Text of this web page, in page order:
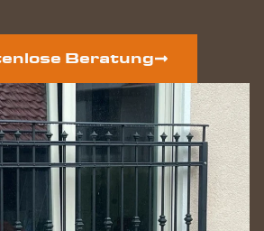
Beratung